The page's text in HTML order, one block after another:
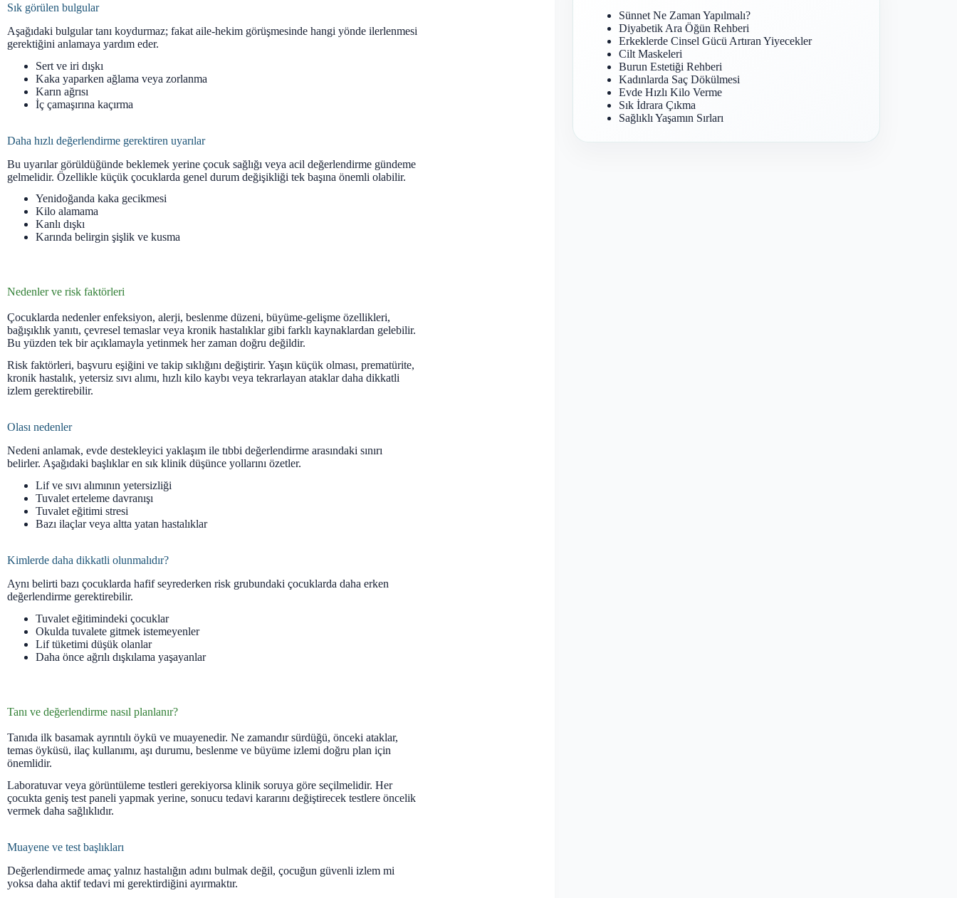
Sık görülen bulgular
Aşağıdaki bulgular tanı koydurmaz; fakat aile-hekim görüşmesinde hangi yönde ilerlenmesi
gerektiğini anlamaya yardım eder.
Sert ve iri dışkı
Kaka yaparken ağlama veya zorlanma
Karın ağrısı
İç çamaşırına kaçırma
Daha hızlı değerlendirme gerektiren uyarılar
Bu uyarılar görüldüğünde beklemek yerine çocuk sağlığı veya acil değerlendirme gündeme
gelmelidir. Özellikle küçük çocuklarda genel durum değişikliği tek başına önemli olabilir.
Yenidoğanda kaka gecikmesi
Kilo alamama
Kanlı dışkı
Karında belirgin şişlik ve kusma
Nedenler ve risk faktörleri
Çocuklarda nedenler enfeksiyon, alerji, beslenme düzeni, büyüme-gelişme özellikleri,
bağışıklık yanıtı, çevresel temaslar veya kronik hastalıklar gibi farklı kaynaklardan gelebilir.
Bu yüzden tek bir açıklamayla yetinmek her zaman doğru değildir.
Risk faktörleri, başvuru eşiğini ve takip sıklığını değiştirir. Yaşın küçük olması, prematürite,
kronik hastalık, yetersiz sıvı alımı, hızlı kilo kaybı veya tekrarlayan ataklar daha dikkatli
izlem gerektirebilir.
Olası nedenler
Nedeni anlamak, evde destekleyici yaklaşım ile tıbbi değerlendirme arasındaki sınırı
belirler. Aşağıdaki başlıklar en sık klinik düşünce yollarını özetler.
Lif ve sıvı alımının yetersizliği
Tuvalet erteleme davranışı
Tuvalet eğitimi stresi
Bazı ilaçlar veya altta yatan hastalıklar
Kimlerde daha dikkatli olunmalıdır?
Aynı belirti bazı çocuklarda hafif seyrederken risk grubundaki çocuklarda daha erken
değerlendirme gerektirebilir.
Tuvalet eğitimindeki çocuklar
Okulda tuvalete gitmek istemeyenler
Lif tüketimi düşük olanlar
Daha önce ağrılı dışkılama yaşayanlar
Tanı ve değerlendirme nasıl planlanır?
Tanıda ilk basamak ayrıntılı öykü ve muayenedir. Ne zamandır sürdüğü, önceki ataklar,
temas öyküsü, ilaç kullanımı, aşı durumu, beslenme ve büyüme izlemi doğru plan için
önemlidir.
Laboratuvar veya görüntüleme testleri gerekiyorsa klinik soruya göre seçilmelidir. Her
çocukta geniş test paneli yapmak yerine, sonucu tedavi kararını değiştirecek testlere öncelik
vermek daha sağlıklıdır.
Muayene ve test başlıkları
Değerlendirmede amaç yalnız hastalığın adını bulmak değil, çocuğun güvenli izlem mi
yoksa daha aktif tedavi mi gerektirdiğini ayırmaktır.
Sünnet Ne Zaman Yapılmalı?
Diyabetik Ara Öğün Rehberi
Erkeklerde Cinsel Gücü Artıran Yiyecekler
Cilt Maskeleri
Burun Estetiği Rehberi
Kadınlarda Saç Dökülmesi
Evde Hızlı Kilo Verme
Sık İdrara Çıkma
Sağlıklı Yaşamın Sırları